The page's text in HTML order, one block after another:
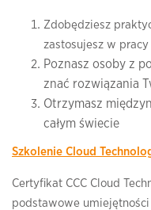
Zdobędziesz
zastosujesz w pracy
Poznasz osoby z
znać rozwiązania
Otrzymasz
całym świecie
Szkolenie Cloud
Certyfikat CCC Cloud
podstawowe